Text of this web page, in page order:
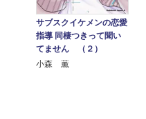
サブスクイケメンの恋愛
指導 同棲つきって聞い
てません （２）
小森 薫